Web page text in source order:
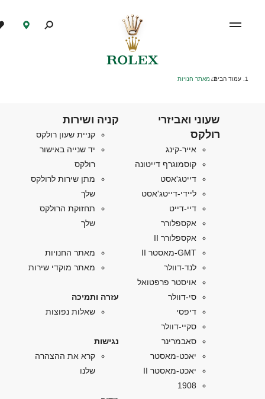
עמוד הבית/ מאתר חנויות
שעוני ואביזרי
רולקס
אייר-קינג
קוסמוגרף דייטונה
דייטג'אסט
ליידי-דייטג'אסט
דיי-דייט
אקספלורר
אקספלורר II
GMT-מאסטר II
לנד-דוולר
אויסטר פרפטואל
סי-דוולר
דיפסי
סקיי-דוולר
סאבמרינר
יאכט-מאסטר
יאכט-מאסטר II
1908
קניה ושירות
קניית שעון רולקס
יד שנייה באישור
רולקס
מתן שירות לרולקס
שלך
תחזוקת הרולקס
שלך
מאתר החנויות
מאתר מוקדי שירות
עזרה ותמיכה
שאלות נפוצות
נגישות
קרא את ההצהרה
שלנו